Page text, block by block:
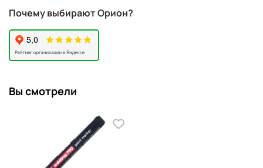
Почему выбирают Орион?
Вы смотрели